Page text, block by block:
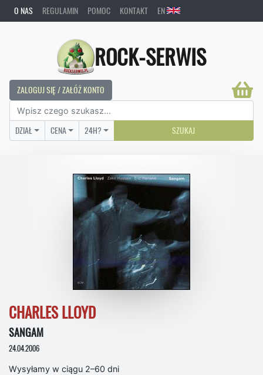
O NAS REGULAMIN POMOC KONTAKT EN
ROCK-SERWIS
ZALOGUJ SIĘ / ZAŁÓŻ KONTO
DZIAŁ CENA 24H? SZUKAJ
CHARLES LLOYD
SANGAM
24.04.2006
Wysyłamy w ciągu 2–60 dni